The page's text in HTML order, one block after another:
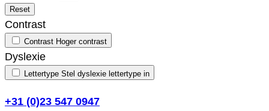
Reset
Contrast
Contrast Hoger contrast
Dyslexie
Lettertype Stel dyslexie lettertype in
+31 (0)23 547 0947